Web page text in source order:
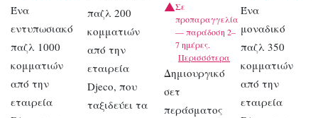
Ένα
εντυπωσιακό
παζλ 1000
κομματιών
από την
εταιρεία
παζλ 200
κομματιών
από την
εταιρεία
Djeco, που
ταξιδεύει τα
Σε
προπαραγγελία
— παράδοση 2–
7 ημέρες.
Περισσότερα
Δημιουργικό
σετ
περάσματος
Ένα
μοναδικό
παζλ 350
κομματιών
από την
εταιρεία